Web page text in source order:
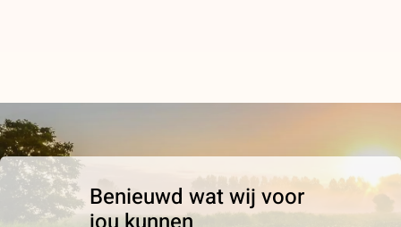
Benieuwd wat wij voor